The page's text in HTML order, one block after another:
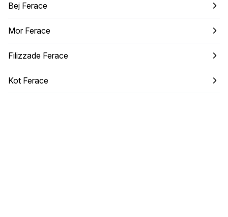
Bej Ferace
Mor Ferace
Filizzade Ferace
Kot Ferace